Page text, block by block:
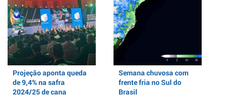
Projeção aponta queda
de 9,4% na safra
2024/25 de cana
Semana chuvosa com
frente fria no Sul do
Brasil